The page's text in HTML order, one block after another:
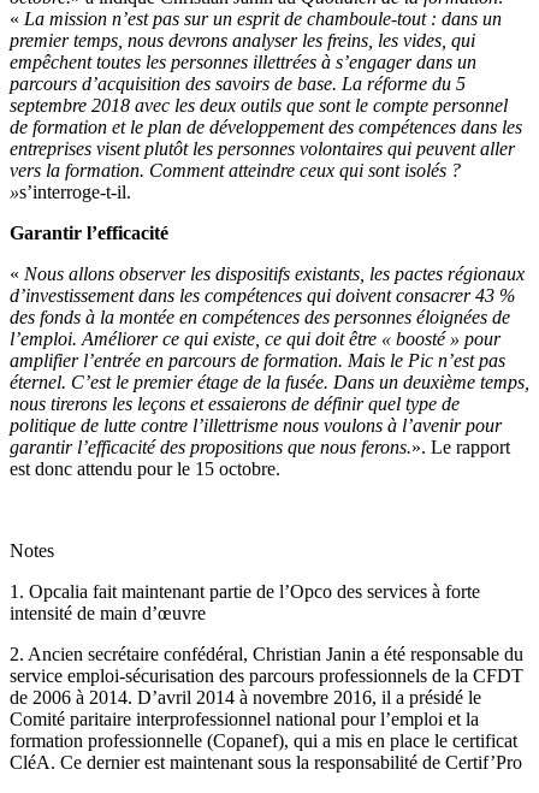
« La mission n’est pas sur un esprit de chamboule-tout : dans un
premier temps, nous devrons analyser les freins, les vides, qui
empêchent toutes les personnes illettrées à s’engager dans un
parcours d’acquisition des savoirs de base. La réforme du 5
septembre 2018 avec les deux outils que sont le compte personnel
de formation et le plan de développement des compétences dans les
entreprises visent plutôt les personnes volontaires qui peuvent aller
vers la formation. Comment atteindre ceux qui sont isolés ?
»s’interroge-t-il.
Garantir l’efficacité
« Nous allons observer les dispositifs existants, les pactes régionaux
d’investissement dans les compétences qui doivent consacrer 43 %
des fonds à la montée en compétences des personnes éloignées de
l’emploi. Améliorer ce qui existe, ce qui doit être « boosté » pour
amplifier l’entrée en parcours de formation. Mais le Pic n’est pas
éternel. C’est le premier étage de la fusée. Dans un deuxième temps,
nous tirerons les leçons et essaierons de définir quel type de
politique de lutte contre l’illettrisme nous voulons à l’avenir pour
garantir l’efficacité des propositions que nous ferons.». Le rapport
est donc attendu pour le 15 octobre.
Notes
1. Opcalia fait maintenant partie de l’Opco des services à forte
intensité de main d’œuvre
2. Ancien secrétaire confédéral, Christian Janin a été responsable du
service emploi-sécurisation des parcours professionnels de la CFDT
de 2006 à 2014. D’avril 2014 à novembre 2016, il a présidé le
Comité paritaire interprofessionnel national pour l’emploi et la
formation professionnelle (Copanef), qui a mis en place le certificat
CléA. Ce dernier est maintenant sous la responsabilité de Certif’Pro